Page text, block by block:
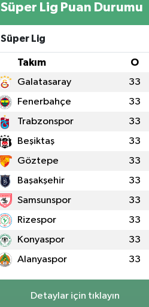
Süper Lig Puan Durumu
Süper Lig
Takım O
Galatasaray 33
Fenerbahçe 33
Trabzonspor 33
Beşiktaş 33
Göztepe 33
Başakşehir 33
Samsunspor 33
Rizespor 33
Konyaspor 33
Alanyaspor 33
Detaylar için tıklayın